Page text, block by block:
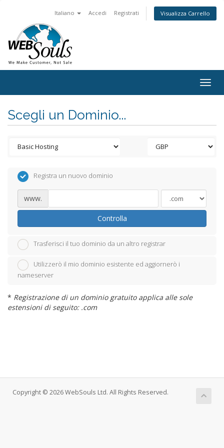
Italiano Accedi Registrati Visualizza Carrello
Scegli un Dominio...
Registra un nuovo dominio
www.
Controlla
Trasferisci il tuo dominio da un altro registrar
Utilizzerò il mio dominio esistente ed aggiornerò i
nameserver
* Registrazione di un dominio gratuito applica alle sole
estensioni di seguito: .com
Copyright © 2026 WebSouls Ltd. All Rights Reserved.